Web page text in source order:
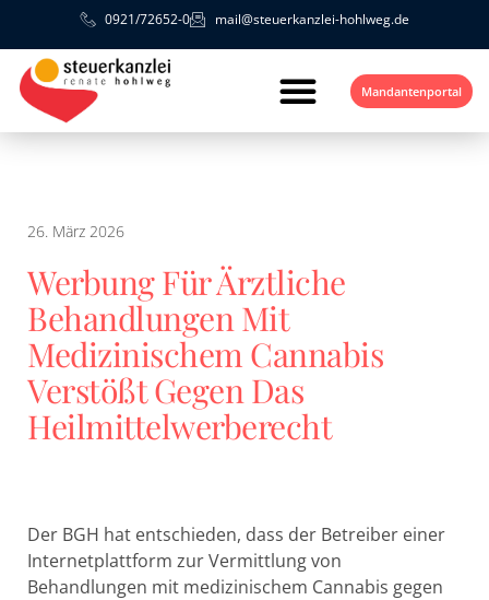
0921/72652-0 mail@steuerkanzlei-hohlweg.de
Mandantenportal
26. März 2026
Werbung Für Ärztliche
Behandlungen Mit
Medizinischem Cannabis
Verstößt Gegen Das
Heilmittelwerberecht
Der BGH hat entschieden, dass der Betreiber einer
Internetplattform zur Vermittlung von
Behandlungen mit medizinischem Cannabis gegen